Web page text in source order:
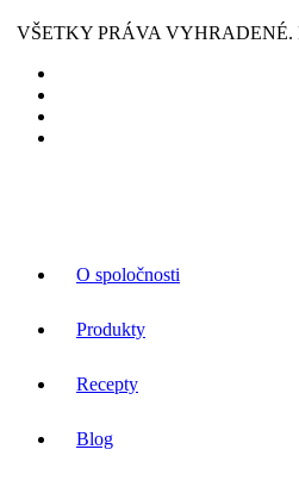
VŠETKY PRÁVA VYHRADENÉ.
O spoločnosti
Produkty
Recepty
Blog